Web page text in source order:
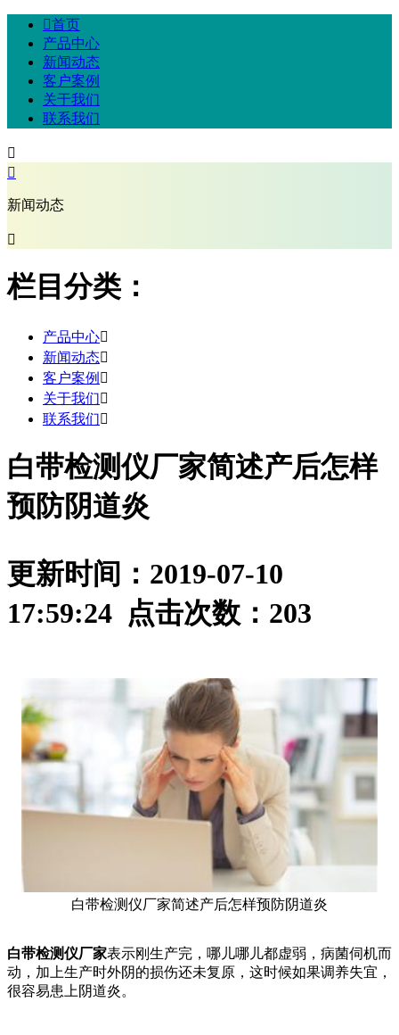
首页
产品中心
新闻动态
客户案例
关于我们
联系我们


新闻动态

栏目分类：
产品中心
新闻动态
客户案例 
关于我们
联系我们
白带检测仪厂家简述产后怎样
预防阴道炎
更新时间：2019-07-10
17:59:24 点击次数： 203
白带检测仪厂家简述产后怎样预防阴道炎
白带检测仪厂家表示刚生产完，哪儿哪儿都虚弱，病菌伺机而
动，加上生产时外阴的损伤还未复原，这时候如果调养失宜，
很容易患上阴道炎。